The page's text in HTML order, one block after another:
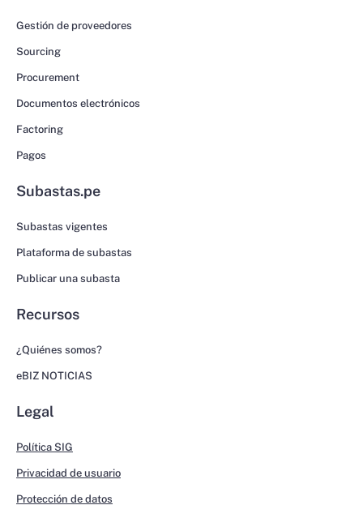
Gestión de proveedores
Sourcing
Procurement
Documentos electrónicos
Factoring
Pagos
Subastas.pe
Subastas vigentes
Plataforma de subastas
Publicar una subasta
Recursos
¿Quiénes somos?
eBIZ NOTICIAS
Legal
Política SIG
Privacidad de usuario
Protección de datos